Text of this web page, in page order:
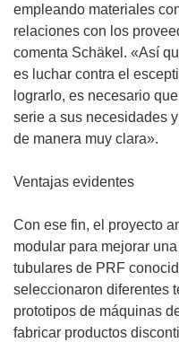
empleando materiales
relaciones con los
comenta Schäkel. «Así
es luchar contra el
lograrlo, es necesario
serie a sus necesidades
de manera muy clara».
Ventajas evidentes
Con ese fin, el proyecto
modular para mejorar
tubulares de PRF
seleccionaron diferentes
prototipos de máquinas
fabricar productos